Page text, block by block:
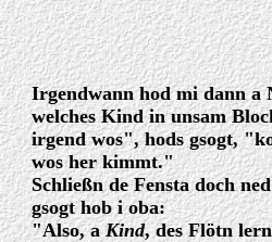
Irgendwann hod mi dann a
welches Kind in unsam
irgend wos", hods gsogt,
wos her kimmt."
Schließn de Fensta doch
gsogt hob i oba:
"Also, aKind, des Flötn